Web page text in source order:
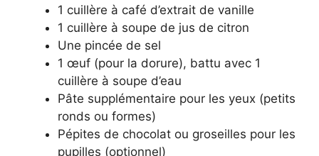
1 cuillère à café d’extrait de vanille
1 cuillère à soupe de jus de citron
Une pincée de sel
1 œuf (pour la dorure), battu avec 1
cuillère à soupe d’eau
Pâte supplémentaire pour les yeux (petits
ronds ou formes)
Pépites de chocolat ou groseilles pour les
pupilles (optionnel)